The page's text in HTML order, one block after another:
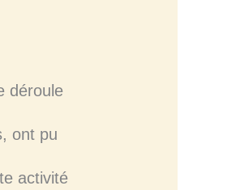
déroule
ont pu
activité